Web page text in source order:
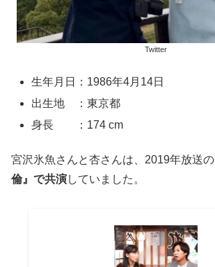
Twitter
生年月日：1986年4月14日
出生地 ：東京都
身長 ：174 cm
宮沢氷魚さんと杏さんは、2019年放送の
倫』で共演していました。